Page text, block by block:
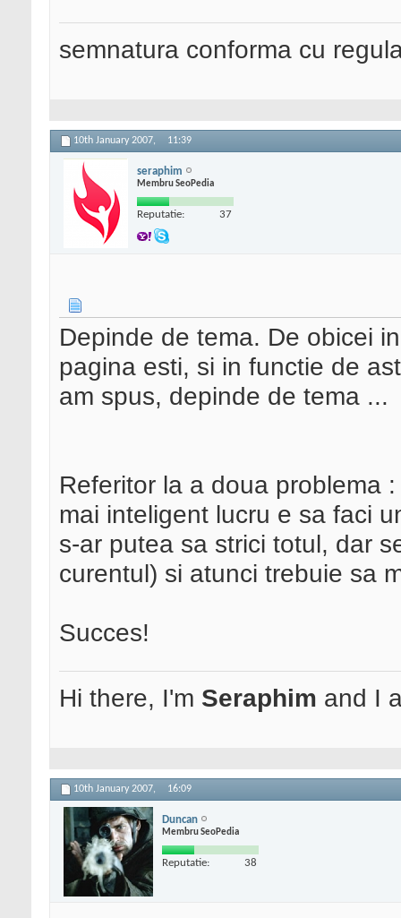
semnatura conforma cu
10th January 2007, 11:39
seraphim
Membru SeoPedia
Reputatie: 37
Depinde de tema. De obicei
pagina esti, si in functie de
am spus, depinde de tema ...
Referitor la a doua problema
mai inteligent lucru e sa faci
s-ar putea sa strici totul, dar
curentul) si atunci trebuie sa
Succes!
Hi there, I'm Seraphim and I
10th January 2007, 16:09
Duncan
Membru SeoPedia
Reputatie: 38